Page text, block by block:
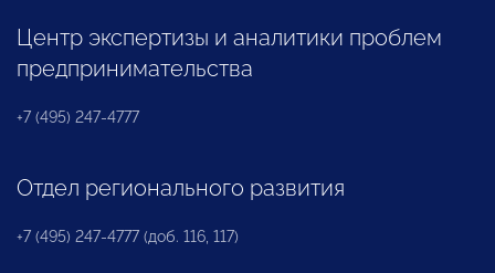
Центр экспертизы и аналитики проблем
предпринимательства
+7 (495) 247-4777
Отдел регионального развития
+7 (495) 247-4777 (доб. 116, 117)